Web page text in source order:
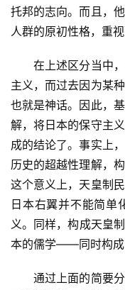
托邦的志向。而且，
人群的原初性格，重
在上述区分当中，
主义，而过去因为某
也就是神话。因此，
解，将日本的保守主
成的结论了。事实上
历史的超越性理解，
这个意义上，天皇制
日本右翼并不能简单
义。同样，构成天皇
本的儒学——同时构成
通过上面的简要分